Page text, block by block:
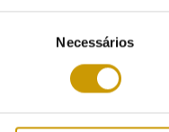
consentimento
Necessários